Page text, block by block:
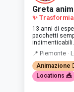
Greta
✨
13 anni di
pacchetti
indimenticabili.
📍 Piemonte ·
Animazione
Locations 🎪